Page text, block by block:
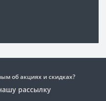
об акциях и скидках?
рассылку